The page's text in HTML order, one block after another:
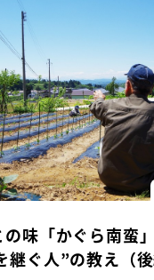
味「かぐら南蛮
ぐ人”の教え（後